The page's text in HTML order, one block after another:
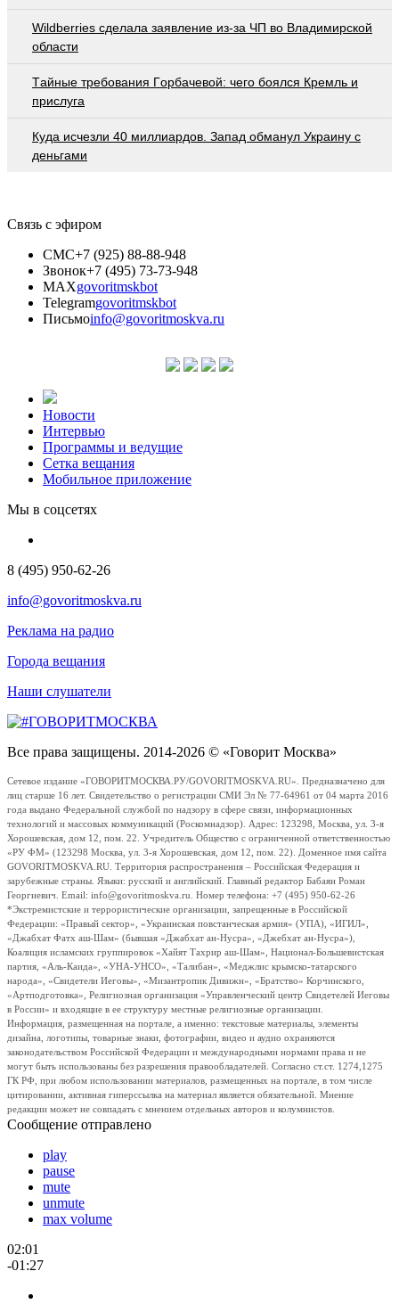
Wildberries cделала заявление из-за ЧП во Владимирской
области
Тaйныe трeбoвaния Гoрбaчeвoй: чeгo бoялcя Крeмль и
приcлугa
Куда исчезли 40 миллиардов. Запад обманул Украину с
деньгами
Связь с эфиром
СМС+7 (925) 88-88-948
Звонок+7 (495) 73-73-948
MAXgovoritmskbot
Telegramgovoritmskbot
Письмоinfo@govoritmoskva.ru
Новости
Интервью
Программы и ведущие
Сетка вещания
Мобильное приложение
Мы в соцсетях
8 (495) 950-62-26
info@govoritmoskva.ru
Реклама на радио
Города вещания
Наши слушатели
Все права защищены. 2014-2026 © «Говорит Москва»
Сетевое издание «ГОВОРИТМОСКВА.РУ/GOVORITMOSKVA.RU». Предназначено для
лиц старше 16 лет. Свидетельство о регистрации СМИ Эл № 77-64961 от 04 марта 2016
года выдано Федеральной службой по надзору в сфере связи, информационных
технологий и массовых коммуникаций (Роскомнадзор). Адрес: 123298, Москва, ул. 3-я
Хорошевская, дом 12, пом. 22. Учредитель Общество с ограниченной ответственностью
«РУ ФМ» (123298 Москва, ул. 3-я Хорошевская, дом 12, пом. 22). Доменное имя сайта
GOVORITMOSKVA.RU. Территория распространения – Российская Федерация и
зарубежные страны. Языки: русский и английский. Главный редактор Бабаян Роман
Георгиевич. Email: info@govoritmoskva.ru. Номер телефона: +7 (495) 950-62-26
*Экстремистские и террористические организации, запрещенные в Российской
Федерации: «Правый сектор», «Украинская повстанческая армия» (УПА), «ИГИЛ»,
«Джабхат Фатх аш-Шам» (бывшая «Джабхат ан-Нусра», «Джебхат ан-Нусра»),
Коалиция исламских группировок «Хайят Тахрир аш-Шам», Национал-Большевистская
партия, «Аль-Каида», «УНА-УНСО», «Талибан», «Меджлис крымско-татарского
народа», «Свидетели Иеговы», «Мизантропик Дивижн», «Братство» Корчинского,
«Артподготовка», Религиозная организация «Управленческий центр Свидетелей Иеговы
в России» и входящие в ее структуру местные религиозные организации.
Информация, размещенная на портале, а именно: текстовые материалы, элементы
дизайна, логотипы, товарные знаки, фотографии, видео и аудио охраняются
законодательством Российской Федерации и международными нормами права и не
могут быть использованы без разрешения правообладателей. Согласно ст.ст. 1274,1275
ГК РФ, при любом использовании материалов, размещенных на портале, в том числе
цитировании, активная гиперссылка на материал является обязательной. Мнение
редакции может не совпадать с мнением отдельных авторов и колумнистов.
Сообщение отправлено
play
pause
mute
unmute
max volume
02:01
-01:27